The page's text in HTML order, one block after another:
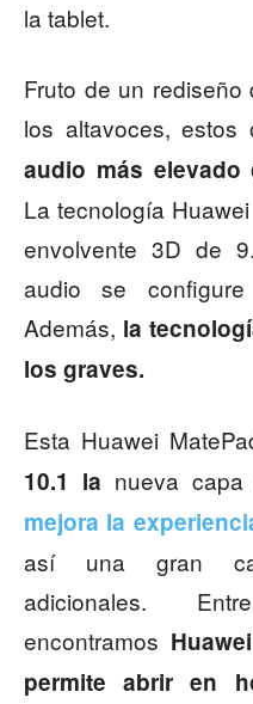
la tablet.
Fruto de un
los altavoces,
audio más
La tecnología
envolvente 3D de
audio se
Además, la
los graves.
Esta Huawei
10.1 la nueva
mejora la
así una gran
adicionales.
encontramos
permite abrir en